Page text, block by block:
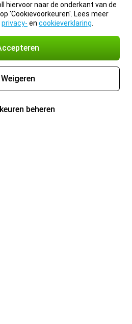
hiervoor naar de onderkant van de
'Cookievoorkeuren'. Lees meer
privacy- en cookieverklaring
Weigeren
beheren